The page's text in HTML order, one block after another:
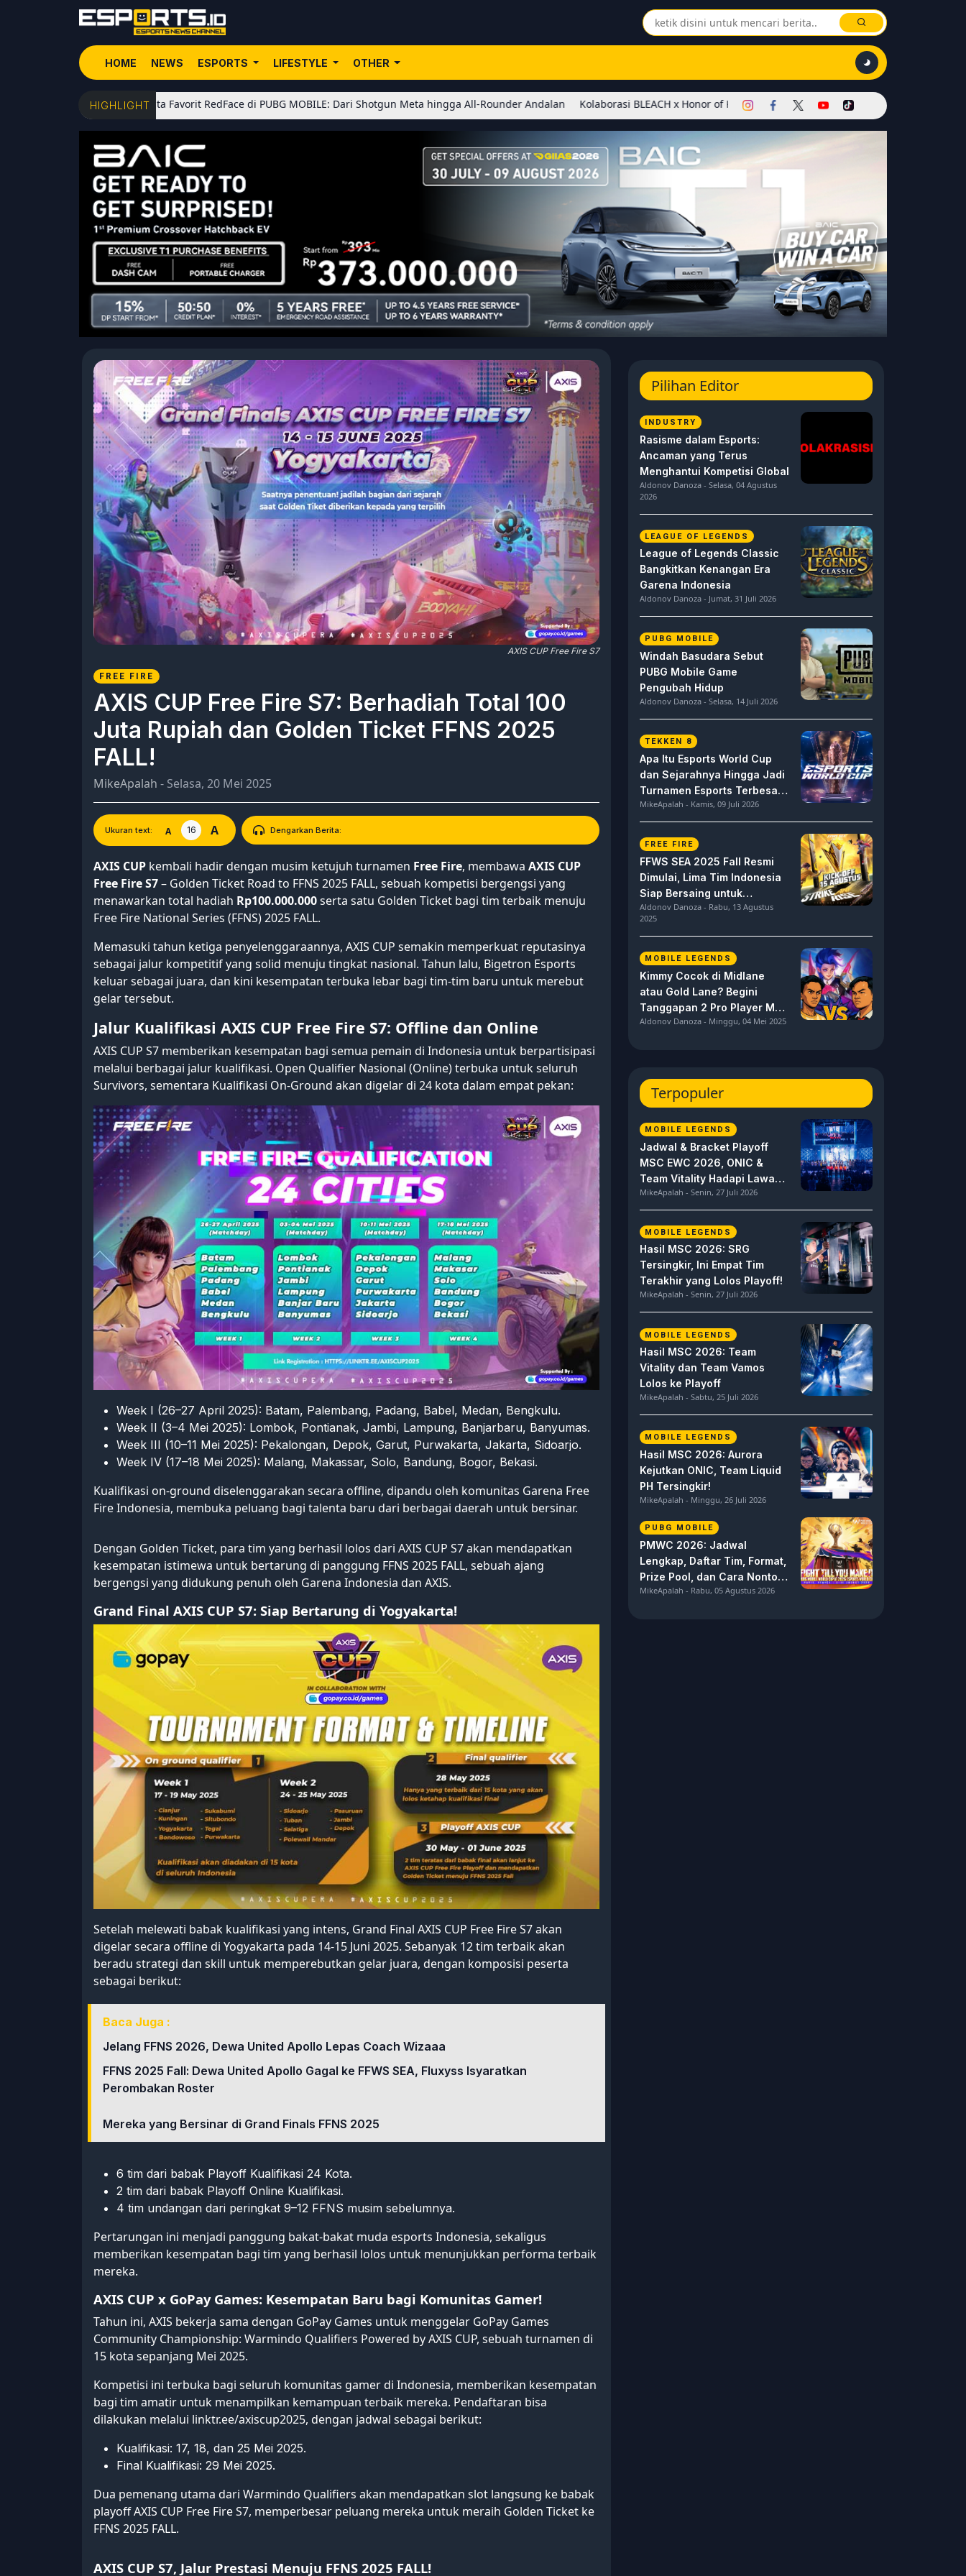
HOME NEWS ESPORTS LIFESTYLE OTHER
HIGHLIGHT
5 Senjata Favorit RedFace di PUBG MOBILE: Dari Shotgun Meta hingga All-Rounder Andalan Kolaborasi BLEACH x Honor of Kings Dimulai! Hadirkan Skin Soul Reaper, Mode Khusus, dan
AXIS CUP Free Fire S7
FREE FIRE
AXIS CUP Free Fire S7: Berhadiah Total 100
Juta Rupiah dan Golden Ticket FFNS 2025
FALL!
MikeApalah - Selasa, 20 Mei 2025
Ukuran text: A 16 A Dengarkan Berita:
AXIS CUP kembali hadir dengan musim ketujuh turnamen Free Fire, membawa AXIS CUP
Free Fire S7– Golden Ticket Road to FFNS 2025 FALL, sebuah kompetisi bergengsi yang
menawarkan total hadiah Rp100.000.000serta satu Golden Ticket bagi tim terbaik menuju
Free Fire National Series (FFNS) 2025 FALL.
Memasuki tahun ketiga penyelenggaraannya, AXIS CUP semakin memperkuat reputasinya
sebagai jalur kompetitif yang solid menuju tingkat nasional. Tahun lalu, Bigetron Esports
keluar sebagai juara, dan kini kesempatan terbuka lebar bagi tim-tim baru untuk merebut
gelar tersebut.
Jalur Kualifikasi AXIS CUP Free Fire S7: Offline dan Online
AXIS CUP S7 memberikan kesempatan bagi semua pemain di Indonesia untuk berpartisipasi
melalui berbagai jalur kualifikasi. Open Qualifier Nasional (Online) terbuka untuk seluruh
Survivors, sementara Kualifikasi On-Ground akan digelar di 24 kota dalam empat pekan:
Week I (26–27 April 2025): Batam, Palembang, Padang, Babel, Medan, Bengkulu.
Week II (3–4 Mei 2025): Lombok, Pontianak, Jambi, Lampung, Banjarbaru, Banyumas.
Week III (10–11 Mei 2025): Pekalongan, Depok, Garut, Purwakarta, Jakarta, Sidoarjo.
Week IV (17–18 Mei 2025): Malang, Makassar, Solo, Bandung, Bogor, Bekasi.
Kualifikasi on-ground diselenggarakan secara offline, dipandu oleh komunitas Garena Free
Fire Indonesia, membuka peluang bagi talenta baru dari berbagai daerah untuk bersinar.
Dengan Golden Ticket, para tim yang berhasil lolos dari AXIS CUP S7 akan mendapatkan
kesempatan istimewa untuk bertarung di panggung FFNS 2025 FALL, sebuah ajang
bergengsi yang didukung penuh oleh Garena Indonesia dan AXIS.
Grand Final AXIS CUP S7: Siap Bertarung di Yogyakarta!
Setelah melewati babak kualifikasi yang intens, Grand Final AXIS CUP Free Fire S7 akan
digelar secara offline di Yogyakarta pada 14-15 Juni 2025. Sebanyak 12 tim terbaik akan
beradu strategi dan skill untuk memperebutkan gelar juara, dengan komposisi peserta
sebagai berikut:
Baca Juga :
Jelang FFNS 2026, Dewa United Apollo Lepas Coach Wizaaa
FFNS 2025 Fall: Dewa United Apollo Gagal ke FFWS SEA, Fluxyss Isyaratkan
Perombakan Roster
Mereka yang Bersinar di Grand Finals FFNS 2025
6 tim dari babak Playoff Kualifikasi 24 Kota.
2 tim dari babak Playoff Online Kualifikasi.
4 tim undangan dari peringkat 9–12 FFNS musim sebelumnya.
Pertarungan ini menjadi panggung bakat-bakat muda esports Indonesia, sekaligus
memberikan kesempatan bagi tim yang berhasil lolos untuk menunjukkan performa terbaik
mereka.
AXIS CUP x GoPay Games: Kesempatan Baru bagi Komunitas Gamer!
Tahun ini, AXIS bekerja sama dengan GoPay Games untuk menggelar GoPay Games
Community Championship: Warmindo Qualifiers Powered by AXIS CUP, sebuah turnamen di
15 kota sepanjang Mei 2025.
Kompetisi ini terbuka bagi seluruh komunitas gamer di Indonesia, memberikan kesempatan
bagi tim amatir untuk menampilkan kemampuan terbaik mereka. Pendaftaran bisa
dilakukan melalui linktr.ee/axiscup2025, dengan jadwal sebagai berikut:
Kualifikasi: 17, 18, dan 25 Mei 2025.
Final Kualifikasi: 29 Mei 2025.
Dua pemenang utama dari Warmindo Qualifiers akan mendapatkan slot langsung ke babak
playoff AXIS CUP Free Fire S7, memperbesar peluang mereka untuk meraih Golden Ticket ke
FFNS 2025 FALL.
AXIS CUP S7, Jalur Prestasi Menuju FFNS 2025 FALL!
Pilihan Editor
INDUSTRY
Rasisme dalam Esports:
Ancaman yang Terus
Menghantui Kompetisi Global
Aldonov Danoza - Selasa, 04 Agustus
2026
LEAGUE OF LEGENDS
League of Legends Classic
Bangkitkan Kenangan Era
Garena Indonesia
Aldonov Danoza - Jumat, 31 Juli 2026
PUBG MOBILE
Windah Basudara Sebut
PUBG Mobile Game
Pengubah Hidup
Aldonov Danoza - Selasa, 14 Juli 2026
TEKKEN 8
Apa Itu Esports World Cup
dan Sejarahnya Hingga Jadi
Turnamen Esports Terbesar
di Dunia
MikeApalah - Kamis, 09 Juli 2026
FREE FIRE
FFWS SEA 2025 Fall Resmi
Dimulai, Lima Tim Indonesia
Siap Bersaing untuk
Dominasi
Aldonov Danoza - Rabu, 13 Agustus
2025
MOBILE LEGENDS
Kimmy Cocok di Midlane
atau Gold Lane? Begini
Tanggapan 2 Pro Player MPL
ID S15 ini
Aldonov Danoza - Minggu, 04 Mei 2025
Terpopuler
MOBILE LEGENDS
Jadwal & Bracket Playoff
MSC EWC 2026, ONIC &
Team Vitality Hadapi Lawan
Berat
MikeApalah - Senin, 27 Juli 2026
MOBILE LEGENDS
Hasil MSC 2026: SRG
Tersingkir, Ini Empat Tim
Terakhir yang Lolos Playoff!
MikeApalah - Senin, 27 Juli 2026
MOBILE LEGENDS
Hasil MSC 2026: Team
Vitality dan Team Vamos
Lolos ke Playoff
MikeApalah - Sabtu, 25 Juli 2026
MOBILE LEGENDS
Hasil MSC 2026: Aurora
Kejutkan ONIC, Team Liquid
PH Tersingkir!
MikeApalah - Minggu, 26 Juli 2026
PUBG MOBILE
PMWC 2026: Jadwal
Lengkap, Daftar Tim, Format,
Prize Pool, dan Cara Nonton
PUBG MOBILE World Cup
MikeApalah - Rabu, 05 Agustus 2026